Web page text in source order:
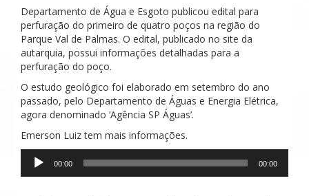
Departamento de Água e Esgoto publicou edital para
perfuração do primeiro de quatro poços na região do
Parque Val de Palmas. O edital, publicado no site da
autarquia, possui informações detalhadas para a
perfuração do poço.
O estudo geológico foi elaborado em setembro do ano
passado, pelo Departamento de Águas e Energia Elétrica,
agora denominado ‘Agência SP Águas’.
Emerson Luiz tem mais informações.
Tocador
00:00 00:00